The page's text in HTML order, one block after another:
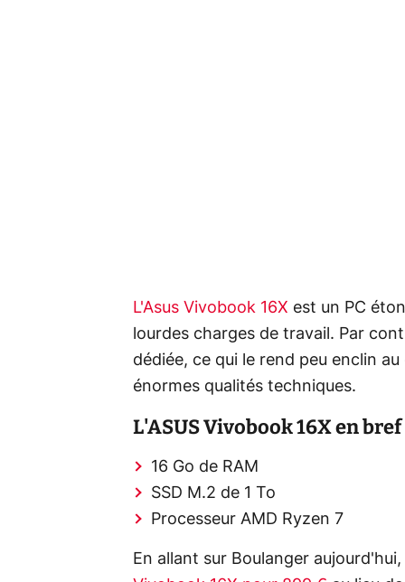
L'Asus Vivobook 16X est un PC
lourdes charges de travail. Par
dédiée, ce qui le rend peu enclin
énormes qualités techniques.
L'ASUS Vivobook 16X en bref
16 Go de RAM
SSD M.2 de 1 To
Processeur AMD Ryzen 7
En allant sur Boulanger